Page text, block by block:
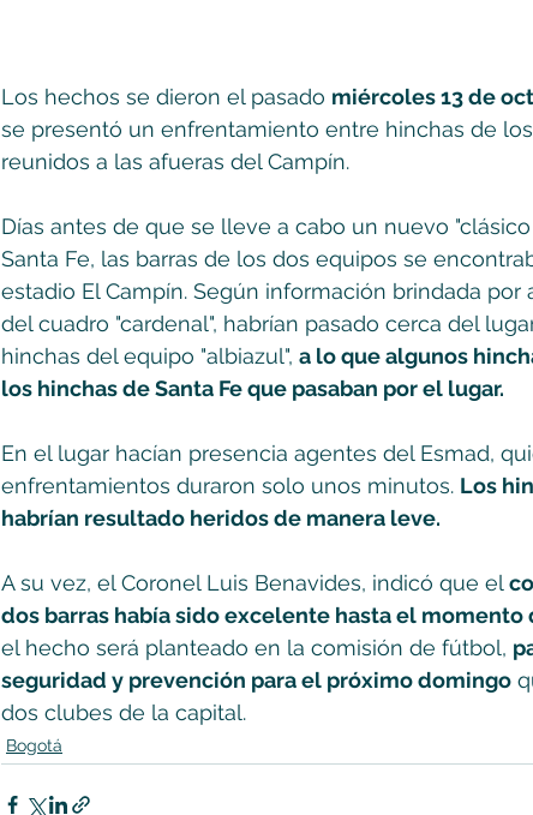
Los hechos se dieron el pasado miércoles 13 de
se presentó un enfrentamiento entre hinchas de
reunidos a las afueras del Campín.
Días antes de que se lleve a cabo un nuevo
Santa Fe, las barras de los dos equipos se
estadio El Campín. Según información brindada
del cuadro "cardenal", habrían pasado cerca del
hinchas del equipo "albiazul", a lo que algunos
los hinchas de Santa Fe que pasaban por el lugar.
En el lugar hacían presencia agentes del Esmad,
enfrentamientos duraron solo unos minutos. Los
habrían resultado heridos de manera leve.
A su vez, el Coronel Luis Benavides, indicó que el
dos barras había sido excelente hasta el
el hecho será planteado en la comisión de fútbol,
seguridad y prevención para el próximo domingo
dos clubes de la capital.
Bogotá